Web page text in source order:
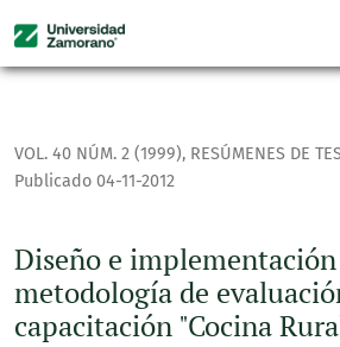
Diseño e implementación de una
VOL. 40 NÚM. 2 (1999), RESÚMENES DE
Diseño e
metodología de
capacitación "Cocina
Publicado 04-11-2012